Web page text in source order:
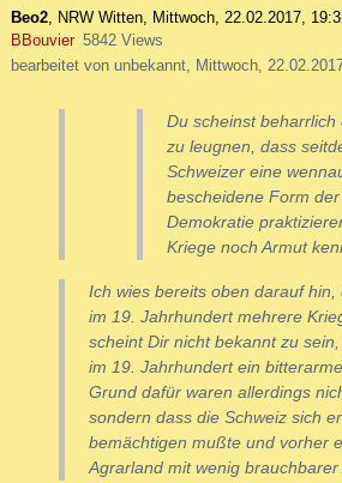
Beo2, NRW Witten, Mittwoch, 22.02.2017,
BBouvier 5842 Views
bearbeitet von unbekannt, Mittwoch,
Du scheinst beharrlich
zu leugnen, dass
Schweizer eine
bescheidene Form
Demokratie
Kriege noch Armut
Ich wies bereits oben darauf hin,
im 19. Jahrhundert mehrere
scheint Dir nicht bekannt zu
im 19. Jahrhundert ein
Grund dafür waren allerdings
sondern dass die Schweiz sich
bemächtigen mußte und vorher
Agrarland mit wenig brauchbarer